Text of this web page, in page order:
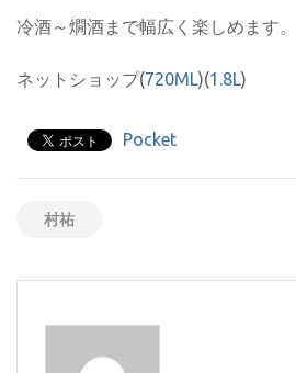
冷酒～燗酒まで幅広く楽しめます。
ネットショップ(720ML)(1.8L)
Pocket
村祐